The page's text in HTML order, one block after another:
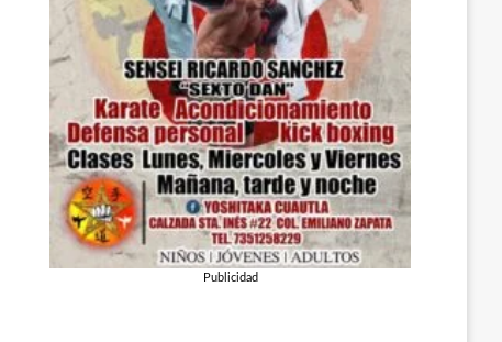
Publicidad